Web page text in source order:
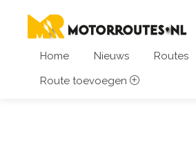
Home Nieuws Routes
Route toevoegen